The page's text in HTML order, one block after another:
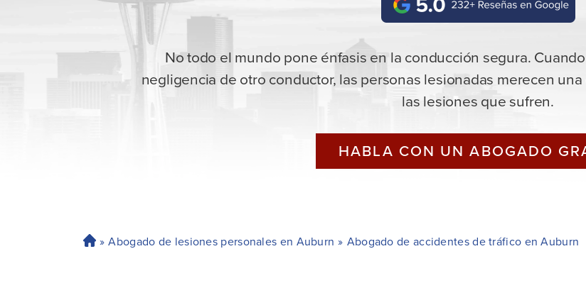
No todo el mundo pone énfasis en la conducción segura.
negligencia de otro conductor, las personas lesionadas merecen
las lesiones que sufren.
HABLA CON UN ABOGADO
H » Abogado de lesiones personales en Auburn » Abogado de accidentes de tráfico en Auburn